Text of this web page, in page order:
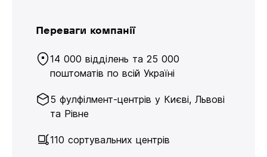
Переваги компанії
14 000 відділень та 25 000
поштоматів по всій Україні
5 фулфілмент-центрів у Києві, Львові
та Рівне
110 сортувальних центрів